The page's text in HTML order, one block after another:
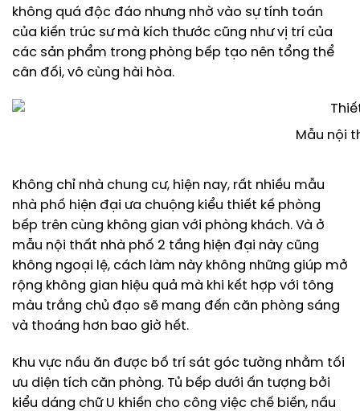
không quá độc đáo nhưng nhờ vào sự tính toán
của kiến trúc sư mà kích thước cũng như vị trí của
các sản phẩm trong phòng bếp tạo nên tổng thể
cân đối, vô cùng hài hòa.
Mẫu nội
Không chỉ nhà chung cư, hiện nay, rất nhiều mẫu
nhà phố hiện đại ưa chuộng kiểu thiết kế phòng
bếp trên cùng không gian với phòng khách. Và ở
mẫu nội thất nhà phố 2 tầng hiện đại này cũng
không ngoại lệ, cách làm này không những giúp mở
rộng không gian hiệu quả mà khi kết hợp với tông
màu trắng chủ đạo sẽ mang đến căn phòng sáng
và thoáng hơn bao giờ hết.
Khu vực nấu ăn được bố trí sát góc tường nhằm tối
ưu diện tích căn phòng. Tủ bếp dưới ấn tượng bởi
kiểu dáng chữ U khiến cho công việc chế biến, nấu